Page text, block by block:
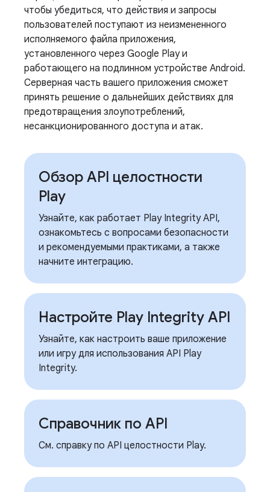
чтобы убедиться, что действия и запросы
пользователей поступают из неизмененного
исполняемого файла приложения,
установленного через Google Play и
работающего на подлинном устройстве Android.
Серверная часть вашего приложения сможет
принять решение о дальнейших действиях для
предотвращения злоупотреблений,
несанкционированного доступа и атак.
Обзор API целостности
Play
Узнайте, как работает Play Integrity API,
ознакомьтесь с вопросами безопасности
и рекомендуемыми практиками, а также
начните интеграцию.
Настройте Play Integrity API
Узнайте, как настроить ваше приложение
или игру для использования API Play
Integrity.
Справочник по API
См. справку по API целостности Play.